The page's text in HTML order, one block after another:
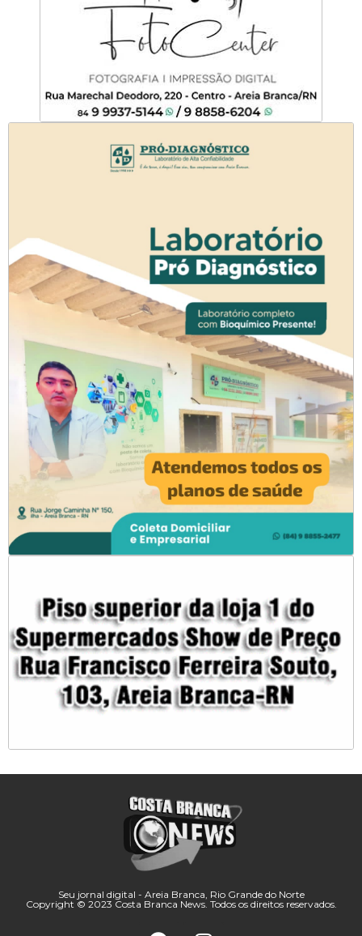
Seu jornal digital - Areia Branca, Rio Grande do Norte
Copyright © 2023 Costa Branca News. Todos os direitos reservados.